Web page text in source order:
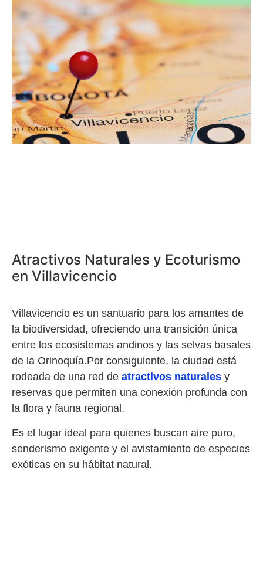
Atractivos Naturales y Ecoturismo
en Villavicencio
Villavicencio es un santuario para los amantes de
la biodiversidad, ofreciendo una transición única
entre los ecosistemas andinos y las selvas basales
de la Orinoquía.Por consiguiente, la ciudad está
rodeada de una red de atractivos naturales y
reservas que permiten una conexión profunda con
la flora y fauna regional.
Es el lugar ideal para quienes buscan aire puro,
senderismo exigente y el avistamiento de especies
exóticas en su hábitat natural.